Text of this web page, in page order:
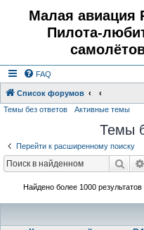
Малая авиация
Пилота-
FAQ
Список форумов
Темы без ответов Активные темы
Темы
Перейти к расширенному поиску
Найдено более 1000 результатов